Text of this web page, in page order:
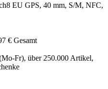
EU GPS, 40 mm, S/M, NFC,
€ Gesamt
Fr), über 250.000 Artikel,